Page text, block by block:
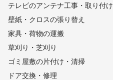
テレビのアンテナ工事・取り付け
壁紙・クロスの張り替え
家具・荷物の運搬
草刈り・芝刈り
ゴミ屋敷の片付け・清掃
ドア交換・修理